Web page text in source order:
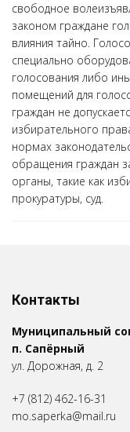
свободное
законом граждане
влияния тайно.
специально
голосования либо
помещений для
граждан не
избирательного
нормах
обращения граждан
органы, такие как
прокуратуры, суд.
Контакты
Муниципальный
п. Сапёрный
ул. Дорожная, д. 2
+7 (812) 462-16-31
mo.saperka@mail.ru